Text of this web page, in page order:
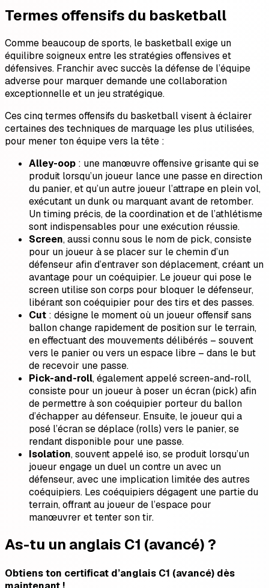
Termes offensifs du basketball
Comme beaucoup de sports, le basketball exige un
équilibre soigneux entre les stratégies offensives et
défensives. Franchir avec succès la défense de l’équipe
adverse pour marquer demande une collaboration
exceptionnelle et un jeu stratégique.
Ces cinq termes offensifs du basketball visent à éclairer
certaines des techniques de marquage les plus utilisées,
pour mener ton équipe vers la tête :
Alley-oop : une manœuvre offensive grisante qui se
produit lorsqu’un joueur lance une passe en direction
du panier, et qu’un autre joueur l’attrape en plein vol,
exécutant un dunk ou marquant avant de retomber.
Un timing précis, de la coordination et de l’athlétisme
sont indispensables pour une exécution réussie.
Screen, aussi connu sous le nom de pick, consiste
pour un joueur à se placer sur le chemin d’un
défenseur afin d’entraver son déplacement, créant un
avantage pour un coéquipier. Le joueur qui pose le
screen utilise son corps pour bloquer le défenseur,
libérant son coéquipier pour des tirs et des passes.
Cut : désigne le moment où un joueur offensif sans
ballon change rapidement de position sur le terrain,
en effectuant des mouvements délibérés – souvent
vers le panier ou vers un espace libre – dans le but
de recevoir une passe.
Pick-and-roll, également appelé screen-and-roll,
consiste pour un joueur à poser un écran (pick) afin
de permettre à son coéquipier porteur du ballon
d’échapper au défenseur. Ensuite, le joueur qui a
posé l’écran se déplace (rolls) vers le panier, se
rendant disponible pour une passe.
Isolation, souvent appelé iso, se produit lorsqu’un
joueur engage un duel un contre un avec un
défenseur, avec une implication limitée des autres
coéquipiers. Les coéquipiers dégagent une partie du
terrain, offrant au joueur de l’espace pour
manœuvrer et tenter son tir.
As-tu un anglais C1 (avancé) ?
Obtiens ton certificat d’anglais C1 (avancé) dès